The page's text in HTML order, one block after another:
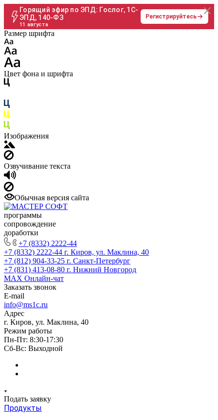
Горящий эфир по ЭПД: Гослог, 1С-
ЭПД, 140-ФЗ
11 августа
Регистрируйтесь
Размер шрифта
Цвет фона и шрифта
Изображения
Озвучивание текста
Обычная версия сайта
программы
сопровождение
доработки
+7 (8332) 2222-44
+7 (8332) 2222-44 г. Киров, ул. Маклина, 40
+7 (812) 904-33-25 г. Санкт-Петербург
+7 (831) 413-08-80 г. Нижний Новгород
MAX Онлайн-чат
Заказать звонок
E-mail
info@ms1c.ru
Адрес
г. Киров, ул. Маклина, 40
Режим работы
Пн-Пт: 8:30-17:30
Cб-Вс: Выходной
Подать заявку
Продукты